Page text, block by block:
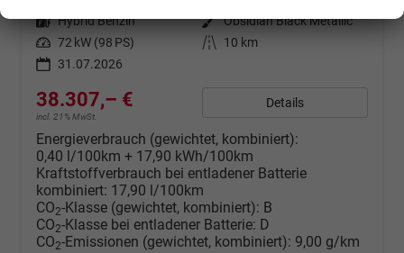
Kraftstoff Hybrid Benzin Außenfarbe Obsidian Black Metallic
Leistung 72 kW (98 PS) Kilometerstand
10 km
31.07.2026
38.307,– €
incl. 21% MwSt.
Details
Energieverbrauch (gewichtet, kombiniert):
0,40 l/100km + 17,90 kWh/100km
Kraftstoffverbrauch bei entladener Batterie
kombiniert: 17,90 l/100km
CO2-Klasse (gewichtet, kombiniert): B
CO2-Klasse bei entladener Batterie: D
CO2-Emissionen (gewichtet, kombiniert): 9,00 g/km